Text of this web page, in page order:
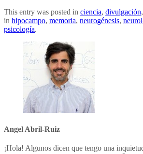
This entry was posted in ciencia, divulgación,
in hipocampo, memoria, neurogénesis,
psicología.
Angel Abril-Ruiz
¡Hola! Algunos dicen que tengo una